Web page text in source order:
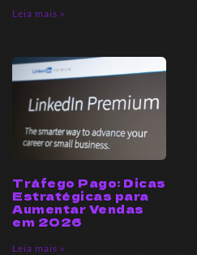
Leia mais »
Tráfego Pago: Dicas
Estratégicas para
Aumentar Vendas
em 2026
Leia mais »